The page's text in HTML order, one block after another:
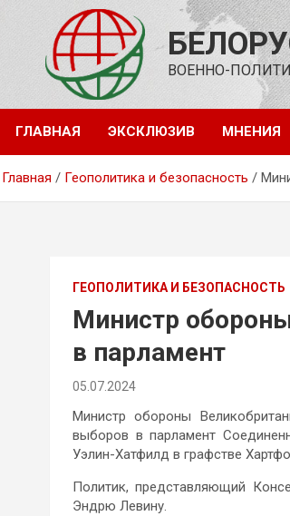
содержимому
ВОЕННО-
ГЛАВНАЯ ЭКСКЛЮЗИВ МНЕНИЯ
Главная Геополитика и безопасность
ГЕОПОЛИТИКА И БЕЗОПАСНОСТЬ
Министр
в парламент
05.07.2024
Министр обороны
выборов в парламент
Уэлин-Хатфилд в графстве
Политик, представляющий
Эндрю Левину.